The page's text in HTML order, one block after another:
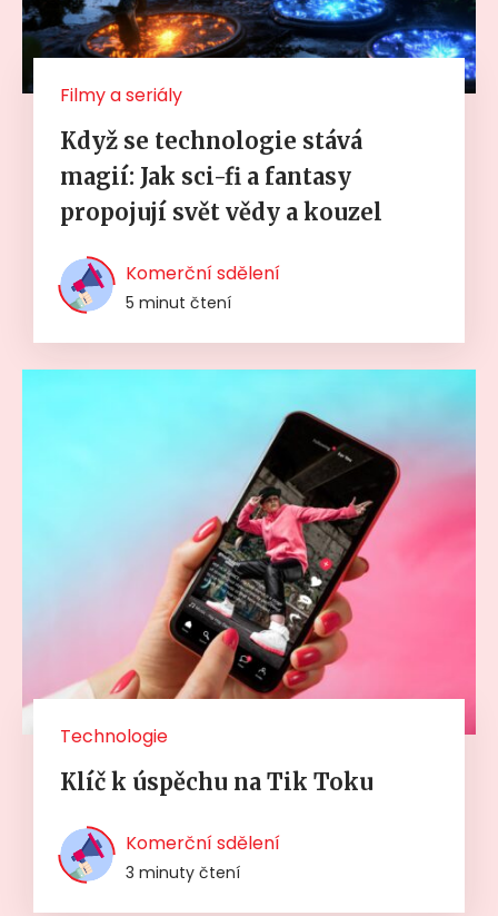
Filmy a seriály
Když se technologie stává
magií: Jak sci-fi a fantasy
propojují svět vědy a kouzel
Komerční sdělení
5 minut čtení
Technologie
Klíč k úspěchu na Tik Toku
Komerční sdělení
3 minuty čtení